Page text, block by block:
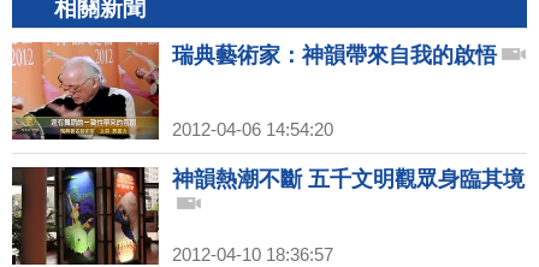
相關新聞
瑞典藝術家：神韻帶來自我的啟悟
2012-04-06 14:54:20
神韻熱潮不斷 五千文明觀眾身臨其境
2012-04-10 18:36:57